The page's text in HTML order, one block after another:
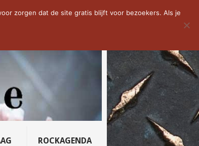
WEEK: SLEEPING...
ROCKAGENDA
zorgen dat de site gratis blijft voor bezoekers. Als je